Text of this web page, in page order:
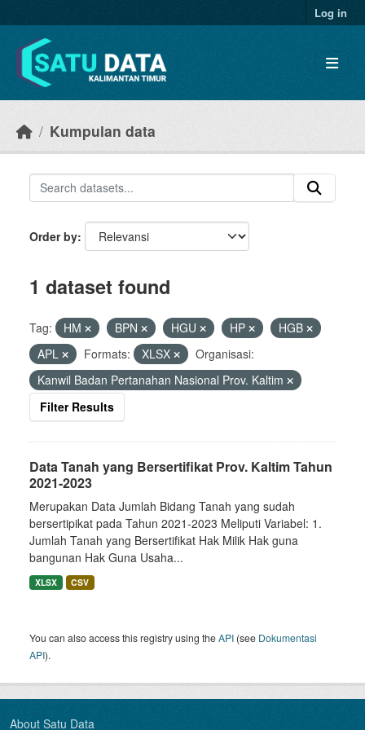
Log in
Kumpulan data
Order by
1 dataset found
Tag: HM BPN HGU HP
HGB
APL
Formats: XLSX
Organisasi:
Kanwil Badan Pertanahan Nasional Prov. Kaltim
Filter Results
Data Tanah yang Bersertifikat Prov. Kaltim Tahun
2021-2023
Merupakan Data Jumlah Bidang Tanah yang sudah
bersertipikat pada Tahun 2021-2023 Meliputi Variabel: 1.
Jumlah Tanah yang Bersertifikat Hak Milik Hak guna
bangunan Hak Guna Usaha...
XLSX CSV
You can also access this registry using theAPI (see Dokumentasi
API).
About Satu Data